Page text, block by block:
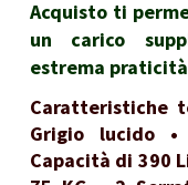
Acquisto ti
un carico
estrema
Caratteristiche
Grigio lucido •
Capacità di 390